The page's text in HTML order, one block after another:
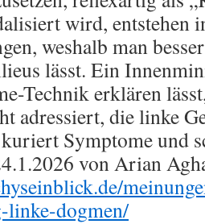
wird, entstehen
weshalb man
lässt. Ein
Technik erklären
adressiert, die linke
Symptome und
von Arian
linke-dogmen/